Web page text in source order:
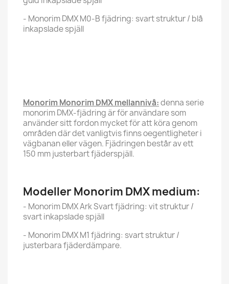
- Monorim DMX M0-B fjädring: svart struktur / blå
inkapslade spjäll
Monorim Monorim DMX mellannivå:denna serie
monorim DMX-fjädring är för användare som
använder sitt fordon mycket för att köra genom
områden där det vanligtvis finns oegentligheter i
vägbanan eller vägen. Fjädringen består av ett
150 mm justerbart fjäderspjäll.
Modeller Monorim DMX medium:
- Monorim DMX Ark Svart fjädring: vit struktur /
svart inkapslade spjäll
- Monorim DMX M1 fjädring: svart struktur /
justerbara fjäderdämpare.